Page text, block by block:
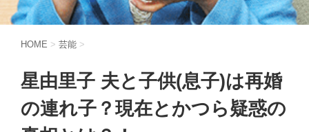
HOME > 芸能 >
星由里子 夫と子供(息子)は再婚
の連れ子？現在とかつら疑惑の